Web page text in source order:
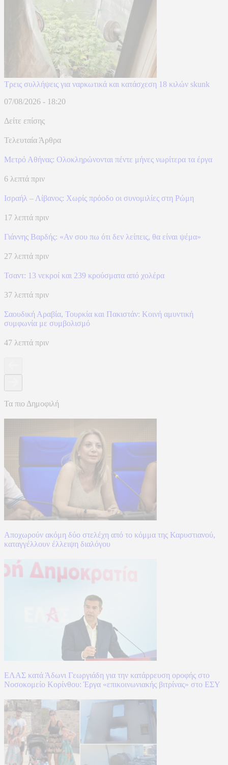
Τρεις συλλήψεις για ναρκωτικά και κατάσχεση 18 κιλών skunk
07/08/2026 - 18:20
Δείτε επίσης
Τελευταία Άρθρα
Μετρό Αθήνας: Ολοκληρώνονται πέντε μήνες νωρίτερα τα έργα
6 λεπτά πριν
Ισραήλ – Λίβανος: Xωρίς πρόοδο οι συνομιλίες στη Ρώμη
17 λεπτά πριν
Γιάννης Βαρδής: «Αν σου πω ότι δεν λείπεις, θα είναι ψέμα»
27 λεπτά πριν
Τσαντ: 13 νεκροί και 239 κρούσματα από χολέρα
37 λεπτά πριν
Σαουδική Αραβία, Τουρκία και Πακιστάν: Kοινή αμυντική
συμφωνία με συμβολισμό
47 λεπτά πριν
Τα πιο Δημοφιλή
Αποχωρούν ακόμη δύο στελέχη από το κόμμα της Καρυστιανού,
καταγγέλλουν έλλειψη διαλόγου
ΕΛΑΣ κατά Άδωνι Γεωργιάδη για την κατάρρευση οροφής στο
Νοσοκομείο Κορίνθου: Έργα «επικοινωνιακής βιτρίνας» στο ΕΣΥ